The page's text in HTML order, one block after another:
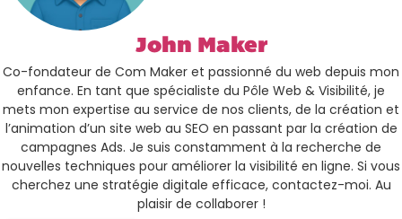
John Maker
Co-fondateur de Com Maker et passionné du web depuis mon
enfance. En tant que spécialiste du Pôle Web & Visibilité, je
mets mon expertise au service de nos clients, de la création et
l’animation d’un site web au SEO en passant par la création de
campagnes Ads. Je suis constamment à la recherche de
nouvelles techniques pour améliorer la visibilité en ligne. Si vous
cherchez une stratégie digitale efficace, contactez-moi. Au
plaisir de collaborer !